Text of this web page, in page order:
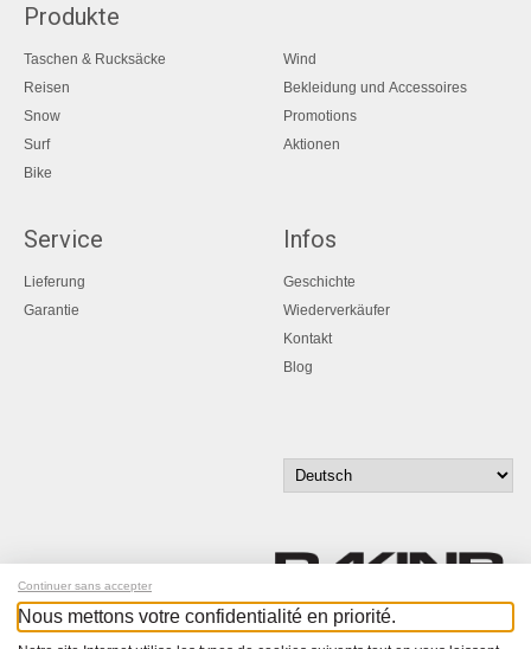
Produkte
Taschen & Rucksäcke
Reisen
Snow
Surf
Bike
Wind
Bekleidung und Accessoires
Promotions
Aktionen
Service
Lieferung
Garantie
Infos
Geschichte
Wiederverkäufer
Kontakt
Blog
Continuer sans accepter
Nous mettons votre confidentialité en priorité.